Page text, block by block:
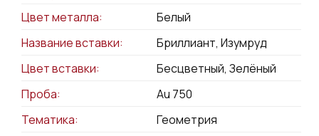
Цвет металла:
Белый
Название вставки:
Бриллиант, Изумруд
Цвет вставки:
Бесцветный, Зелёный
Проба:
Au 750
Тематика:
Геометрия